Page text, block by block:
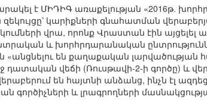
է ՄԻԴԻԳ առաքելության «2016թ.
կարիքների գնահատման
վրա, որոնք Վրաստան էին այցելել
և խորհրդարանական
«անցնելու են քաղաքական
դատական վեճի (Ռուսթավի-2-ի գործը)
են հայտնի անձանց, ինչն էլ
գործիչների և լրագրողների